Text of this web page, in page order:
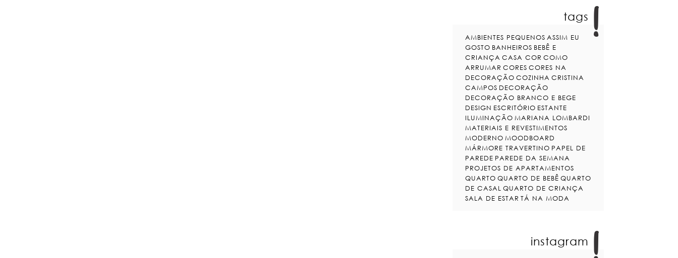
tags
AMBIENTES PEQUENOS ASSIM EU
GOSTO BANHEIROS BEBÊ E
CRIANÇA CASA COR COMO
ARRUMAR CORES CORES NA
DECORAÇÃO COZINHA CRISTINA
CAMPOS DECORAÇÃO
DECORAÇÃO BRANCO E BEGE
DESIGN ESCRITÓRIO ESTANTE
ILUMINAÇÃO MARIANA LOMBARDI
MATERIAIS E REVESTIMENTOS
MODERNO MOODBOARD
MÁRMORE TRAVERTINO PAPEL DE
PAREDE PAREDE DA SEMANA
PROJETOS DE APARTAMENTOS
QUARTO QUARTO DE BEBÊ QUARTO
DE CASAL QUARTO DE CRIANÇA
SALA DE ESTAR TÁ NA MODA
instagram